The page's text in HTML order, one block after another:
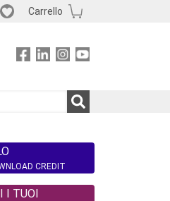
Carrello
CREDIT
I TUOI